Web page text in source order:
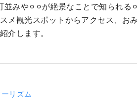
並みや⚪︎⚪︎が絶景なことで知られる
メ観光スポットからアクセス、お
介します。
リズム